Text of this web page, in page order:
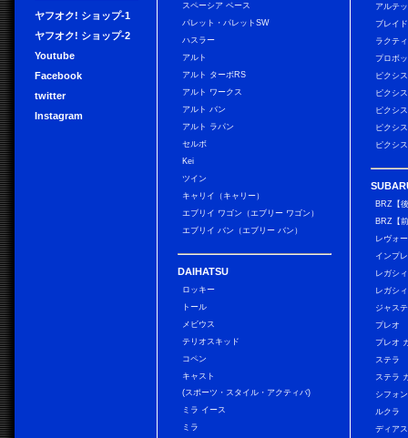
ヤフオク! ショップ-1
ヤフオク! ショップ-2
Youtube
Facebook
twitter
Instagram
スペーシア ベース
パレット・パレットSW
ハスラー
アルト
アルト ターボRS
アルト ワークス
アルト バン
アルト ラパン
セルボ
Kei
ツイン
キャリイ（キャリー）
エブリイ ワゴン（エブリー ワゴン）
エブリイ バン（エブリー バン）
DAIHATSU
ロッキー
トール
メビウス
テリオスキッド
コペン
キャスト
(スポーツ・スタイル・アクティバ)
ミラ イース
ミラ
アルテ
ブレイド
ラクテ
プロボ
ピクシ
ピクシ
ピクシ
ピクシ
ピクシ
BRZ【
BRZ【
レヴォ
インプ
レガシ
レガシ
ジャス
プレオ
プレオ
ステラ
ステラ
シフォ
ルクラ
ディア